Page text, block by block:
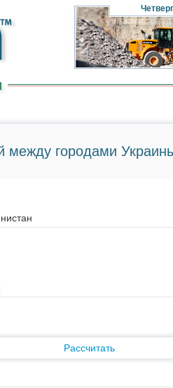
Четверг
между городами
Рассчитать